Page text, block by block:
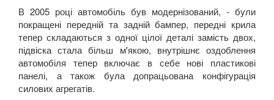
В 2005 році автомобіль був модернізований, - були
покращені передній та задній бампер, передні крила
тепер складаються з одної цілої деталі замість двох,
підвіска стала більш м'якою, внутрішнє оздоблення
автомобіля тепер включає в себе нові пластикові
панелі, а також була допрацьована конфігурація
силових агрегатів.